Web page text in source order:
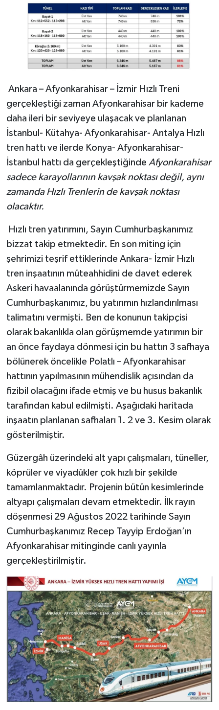
Ankara – Afyonkarahisar – İzmir Hızlı Treni
gerçekleştiği zaman Afyonkarahisar bir kademe
daha ileri bir seviyeye ulaşacak ve planlanan
İstanbul- Kütahya- Afyonkarahisar- Antalya Hızlı
tren hattı ve ilerde Konya- Afyonkarahisar-
İstanbul hattı da gerçekleştiğinde Afyonkarahisar
sadece karayollarının kavşak noktası değil, aynı
zamanda Hızlı Trenlerin de kavşak noktası
olacaktır.
Hızlı tren yatırımını, Sayın Cumhurbaşkanımız
bizzat takip etmektedir. En son miting için
şehrimizi teşrif ettiklerinde Ankara- İzmir Hızlı
tren inşaatının müteahhidini de davet ederek
Askeri havaalanında görüştürmemizde Sayın
Cumhurbaşkanımız, bu yatırımın hızlandırılması
talimatını vermişti. Ben de konunun takipçisi
olarak bakanlıkla olan görüşmemde yatırımın bir
an önce faydaya dönmesi için bu hattın 3 safhaya
bölünerek öncelikle Polatlı – Afyonkarahisar
hattının yapılmasının mühendislik açısından da
fizibil olacağını ifade etmiş ve bu husus bakanlık
tarafından kabul edilmişti. Aşağıdaki haritada
inşaatın planlanan safhaları 1. 2 ve 3. Kesim olarak
gösterilmiştir.
Güzergâh üzerindeki alt yapı çalışmaları, tüneller,
köprüler ve viyadükler çok hızlı bir şekilde
tamamlanmaktadır. Projenin bütün kesimlerinde
altyapı çalışmaları devam etmektedir. İlk rayın
döşenmesi 29 Ağustos 2022 tarihinde Sayın
Cumhurbaşkanımız Recep Tayyip Erdoğan’ın
Afyonkarahisar mitinginde canlı yayınla
gerçekleştirilmiştir.